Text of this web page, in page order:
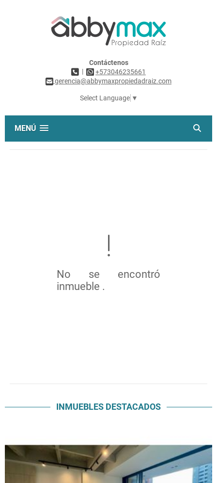
Contáctenos
|
+573046235661
gerencia@abbymaxpropiedadraiz.com
Select Language ▼
MENÚ
No se encontró
inmueble .
INMUEBLES DESTACADOS